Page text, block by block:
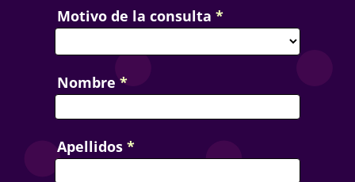
Contact
Us
Motivo de la consulta *
Nombre *
Apellidos *